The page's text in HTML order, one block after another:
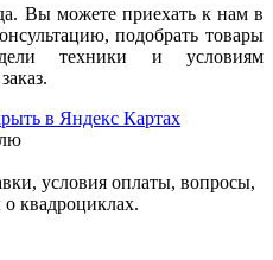
Вы можете приехать к нам в
подобрать товары
техники и условиям
в Яндекс Картах
условия оплаты, вопросы,
квадроциклах.